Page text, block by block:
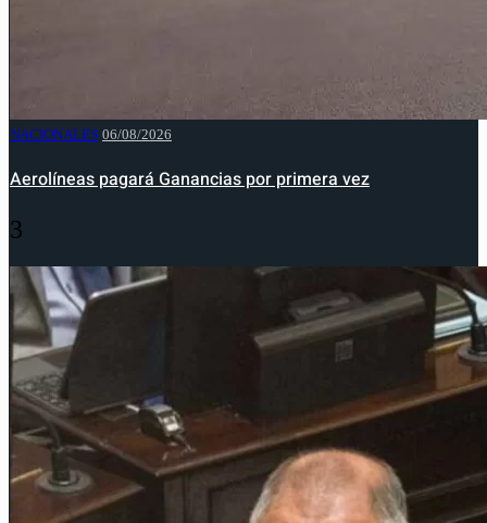
NACIONALES 06/08/2026
Aerolíneas pagará Ganancias por primera vez
3